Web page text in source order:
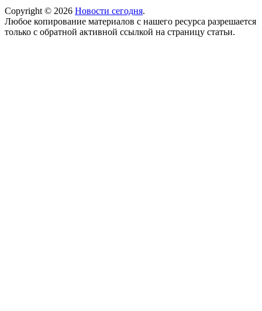
Copyright © 2026 Новости сегодня.
Любое копирование материалов с нашего ресурса разрешается
только с обратной активной ссылкой на страницу статьи.